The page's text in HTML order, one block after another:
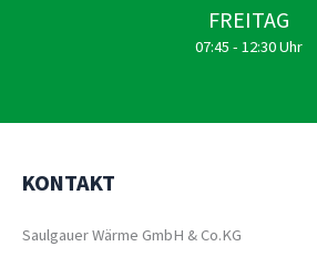
FREITAG
07:45 - 12:30 Uhr
KONTAKT
Saulgauer Wärme GmbH & Co.KG